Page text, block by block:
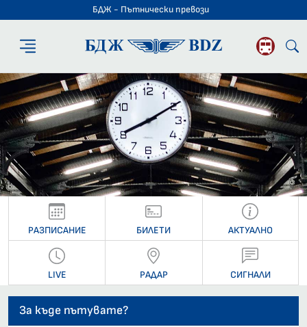
БДЖ - Пътнически превози
БДЖ -
РАЗПИСАНИЕ БИЛЕТИ АКТУАЛНО
LIVE РАДАР СИГНАЛИ
За къде пътувате?